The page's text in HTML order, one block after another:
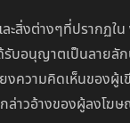
ะสิ่งต่างๆที่ปรากฏ
บอนุญาตเป็นลาย
ความคิดเห็นของผู้
าวอ้างของผู้ลงโ